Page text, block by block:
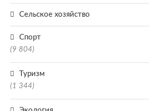
Сельское хозяйство
Спорт
(9 804)
Туризм
(1 344)